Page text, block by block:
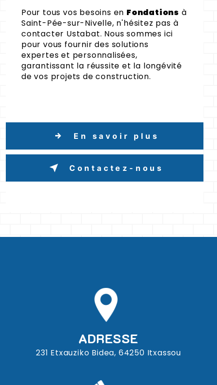
Pour tous vos besoins en Fondations à
Saint-Pée-sur-Nivelle, n'hésitez pas à
contacter Ustabat. Nous sommes ici
pour vous fournir des solutions
expertes et personnalisées,
garantissant la réussite et la longévité
de vos projets de construction.
En savoir plus
Contactez-nous
ADRESSE
231 Etxauziko Bidea, 64250 Itxassou